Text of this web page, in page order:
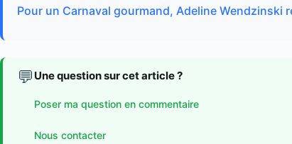
Pour un Carnaval gourmand, Adeline
💬 Une question sur cet article ?
Poser ma question en commentaire
Nous contacter